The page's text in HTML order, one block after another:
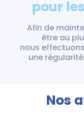
pour
Afin de
être au
nous
une
Nos